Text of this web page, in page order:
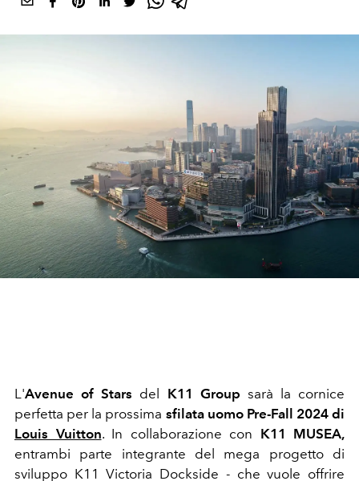
L'Avenue of Stars del K11 Group sarà la cornice
perfetta per la prossima sfilata uomo Pre-Fall 2024 di
Louis Vuitton. In collaborazione con K11 MUSEA,
entrambi parte integrante del mega progetto di
sviluppo K11 Victoria Dockside - che vuole offrire